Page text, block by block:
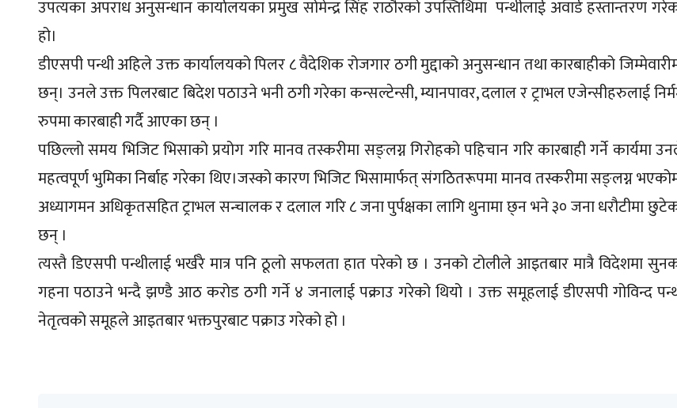
उपत्यका अपराध अनुसन्धान कार्यालयका प्रमुख सोमेन्द्र सिंह राठौरको उपस्तिथिमा पन्थीलाई अवार्ड हस्तान्तरण
हो।
डीएसपी पन्थी अहिले उक्त कार्यालयको पिलर ८ वैदेशिक रोजगार ठगी मुद्दाको अनुसन्धान तथा कारबाहीको
छन्। उनले उक्त पिलरबाट बिदेश पठाउने भनी ठगी गरेका कन्सल्टेन्सी, म्यानपावर, दलाल र ट्राभल एजेन्सीहरुलाई
रुपमा कारबाही गर्दै आएका छन् ।
पछिल्लो समय भिजिट भिसाको प्रयोग गरि मानव तस्करीमा सङ्लग्न गिरोहको पहिचान गरि कारबाही गर्ने कार्यमा
महत्वपूर्ण भुमिका निर्बाह गरेका थिए।जस्को कारण भिजिट भिसामार्फत् संगठितरूपमा मानव तस्करीमा सङ्लग्न
अध्यागमन अधिकृतसहित ट्राभल सन्चालक र दलाल गरि ८ जना पुर्पक्षका लागि थुनामा छ्न भने ३० जना धरौटीमा
छन् ।
त्यस्तै डिएसपी पन्थीलाई भर्खरै मात्र पनि ठूलो सफलता हात परेको छ । उनको टोलीले आइतबार मात्रै विदेशमा
गहना पठाउने भन्दै झण्डै आठ करोड ठगी गर्ने ४ जनालाई पक्राउ गरेको थियो । उक्त समूहलाई डीएसपी गोविन्द
नेतृत्वको समूहले आइतबार भक्तपुरबाट पक्राउ गरेको हो ।